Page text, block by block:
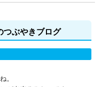
つぶやきブログ
。